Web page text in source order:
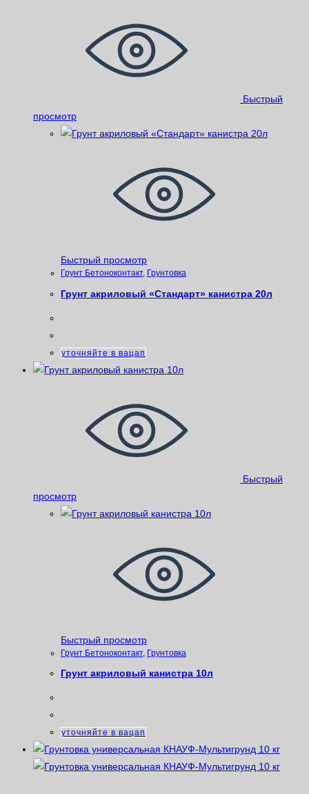
Быстрый
просмотр
Быстрый просмотр
Грунт Бетоноконтакт, Грунтовка
Грунт акриловый «Стандарт» канистра 20л
уточняйте в вацап
Быстрый
просмотр
Быстрый просмотр
Грунт Бетоноконтакт, Грунтовка
Грунт акриловый канистра 10л
уточняйте в вацап